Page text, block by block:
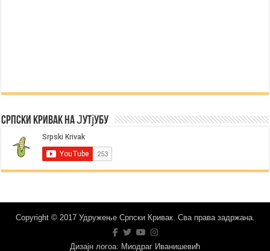
Српски Кривак на Јутјубу
Copyright © 2017 Удружење Српски Кривак. Сва права задржана.
Дизајн логоа: Миодраг Иванишевић